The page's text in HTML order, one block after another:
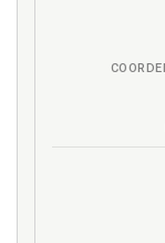
Ofensiva.
"Operação
"Operação
"Operação